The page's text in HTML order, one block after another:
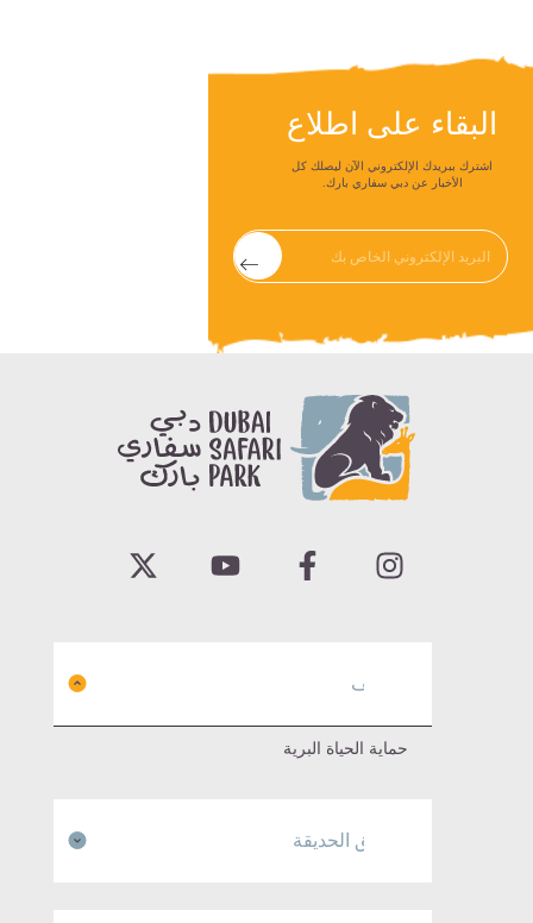
البقاء على اطلاع
اشترك ببريدك الإلكتروني الآن ليصلك كل
الأخبار عن دبي سفاري بارك.
Submit
إكتشف
حماية الحياة البرية
مناطق الحديقة